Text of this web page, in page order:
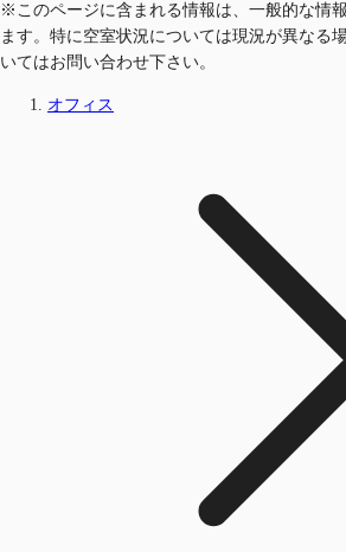
※このページに含まれる情報は、一般的な情
ます。特に空室状況については現況が異なる
いてはお問い合わせ下さい。
オフィス